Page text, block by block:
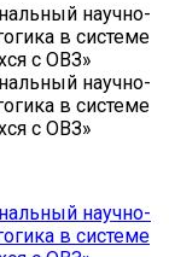
научно-
в системе
с ОВЗ»
научно-
в системе
с ОВЗ»
научно-
в системе